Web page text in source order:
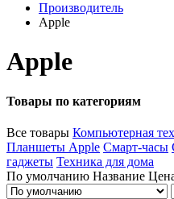
Производитель
Apple
Apple
Товары по категориям
Все товары Компьютерная
Планшеты Apple Смарт-часы
гаджеты Техника для дома
По умолчанию Название